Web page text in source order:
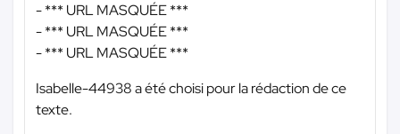
-*** URL MASQUÉE ***
-*** URL MASQUÉE ***
-*** URL MASQUÉE ***
Isabelle-44938 a été choisi pour la rédaction de ce
texte.